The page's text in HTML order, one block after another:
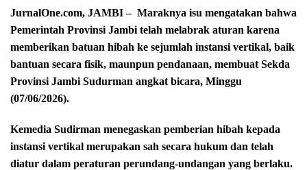
JurnalOne.com, JAMBI – Maraknya isu mengatakan bahwa
Pemerintah Provinsi Jambi telah melabrak aturan karena
memberikan batuan hibah ke sejumlah instansi vertikal, baik
bantuan secara fisik, maunpun pendanaan, membuat Sekda
Provinsi Jambi Sudurman angkat bicara, Minggu
(07/06/2026).
Kemedia Sudirman menegaskan pemberian hibah kepada
instansi vertikal merupakan sah secara hukum dan telah
diatur dalam peraturan perundang-undangan yang berlaku.